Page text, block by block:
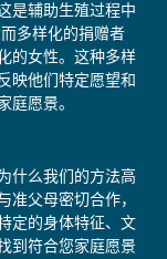
是辅助生殖过程中
多样化的捐赠者
的女性。这种多样
映他们特定愿望和
愿景。
什么我们的方法高
父母密切合作，
定的身体特征、文
到符合您家庭愿景